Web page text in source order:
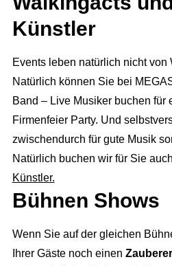
Full
Flexible
Künstler
Events leben natürlich nicht von
Natürlich können Sie bei
Band – Live Musiker buchen für
Firmenfeier Party. Und
zwischendurch für gute Musik
Natürlich buchen wir für Sie auch
Künstler.
Bühnen Shows
Wenn Sie auf der gleichen
Ihrer Gäste noch einen Zauberer